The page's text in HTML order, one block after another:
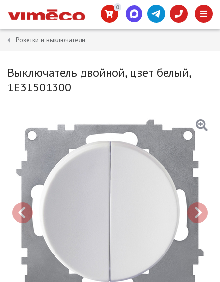
0
Розетки и выключатели
Выключатель двойной, цвет белый,
1E31501300